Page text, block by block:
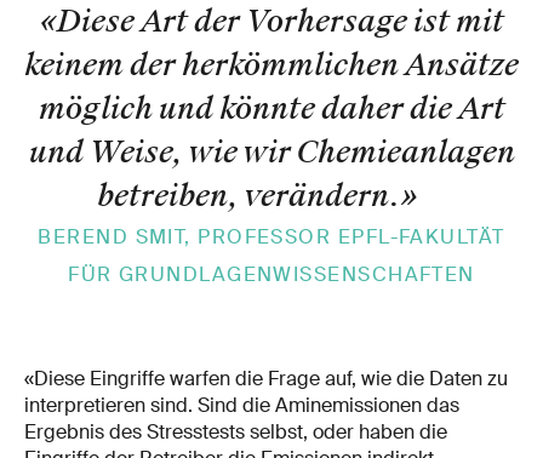
«Diese Art der Vorhersage ist mit
keinem der herkömmlichen Ansätze
möglich und könnte daher die Art
und Weise, wie wir Chemieanlagen
betreiben, verändern.»
BEREND SMIT, PROFESSOR EPFL-FAKULTÄT
FÜR GRUNDLAGENWISSENSCHAFTEN
«Diese Eingriffe warfen die Frage auf, wie die Daten zu
interpretieren sind. Sind die Aminemissionen das
Ergebnis des Stresstests selbst, oder haben die